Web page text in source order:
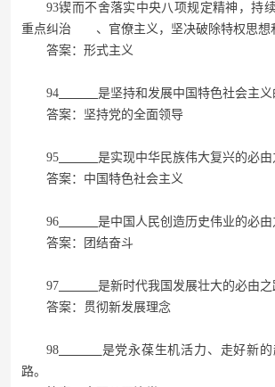
93锲而不舍落实中央八项规定精神，持续
重点纠治 、官僚主义，坚决破除特权思想
答案：形式主义
94
是坚持和发展中国特色社会主义
答案：坚持党的全面领导
95
是实现中华民族伟大复兴的必由
答案：中国特色社会主义
96
是中国人民创造历史伟业的必由
答案：团结奋斗
97
是新时代我国发展壮大的必由之
答案：贯彻新发展理念
98
是党永葆生机活力、走好新
路。